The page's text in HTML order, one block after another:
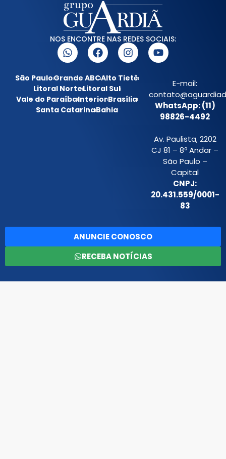
NOS ENCONTRE NAS REDES SOCIAIS:
São PauloGrande ABCAlto Tietê
Litoral NorteLitoral Sul
Vale do ParaíbaInteriorBrasília
Santa CatarinaBahia
E-mail:
WhatsApp: (11)
98826-4492
Av. Paulista, 2202
CJ 81 – 8º Andar –
São Paulo –
Capital
CNPJ:
20.431.559/0001-
83
ANUNCIE CONOSCO
RECEBA NOTÍCIAS